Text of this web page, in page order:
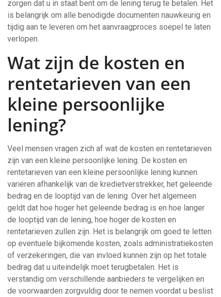
zorgen dat u in staat bent om de lening terug te betalen. Het
is belangrijk om alle benodigde documenten nauwkeurig en
tijdig aan te leveren om het aanvraagproces soepel te laten
verlopen.
Wat zijn de kosten en
rentetarieven van een
kleine persoonlijke
lening?
Veel mensen vragen zich af wat de kosten en rentetarieven
zijn van een kleine persoonlijke lening. De kosten en
rentetarieven van een kleine persoonlijke lening kunnen
variëren afhankelijk van de kredietverstrekker, het geleende
bedrag en de looptijd van de lening. Over het algemeen
geldt dat hoe hoger het geleende bedrag is en hoe langer
de looptijd van de lening, hoe hoger de kosten en
rentetarieven zullen zijn. Het is belangrijk om goed te letten
op eventuele bijkomende kosten, zoals administratiekosten
of verzekeringen, die van invloed kunnen zijn op het totale
bedrag dat u uiteindelijk moet terugbetalen. Het is
verstandig om verschillende aanbieders te vergelijken en
de voorwaarden zorgvuldig door te nemen voordat u beslist